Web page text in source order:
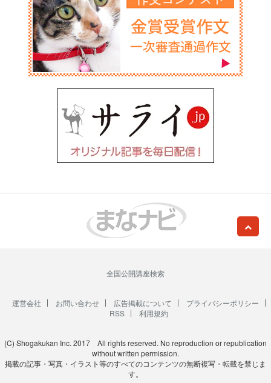
全国公開講座検索
運営会社 お問い合わせ 広告掲載について
プライバシーポリシー
RSS
利用規約
(C) Shogakukan Inc. 2017 All rights reserved. No reproduction or republication
without written permission.
掲載の記事・写真・イラスト等のすべてのコンテンツの無断複写・転載を禁じま
す。